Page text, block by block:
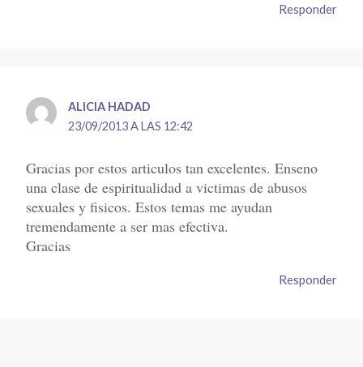
Responder
ALICIA HADAD
23/09/2013 A LAS 12:42
Gracias por estos articulos tan excelentes. Enseno
una clase de espiritualidad a victimas de abusos
sexuales y fisicos. Estos temas me ayudan
tremendamente a ser mas efectiva.
Gracias
Responder